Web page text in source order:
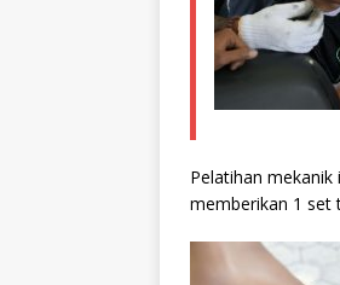
Pelatihan
memberikan 1 set